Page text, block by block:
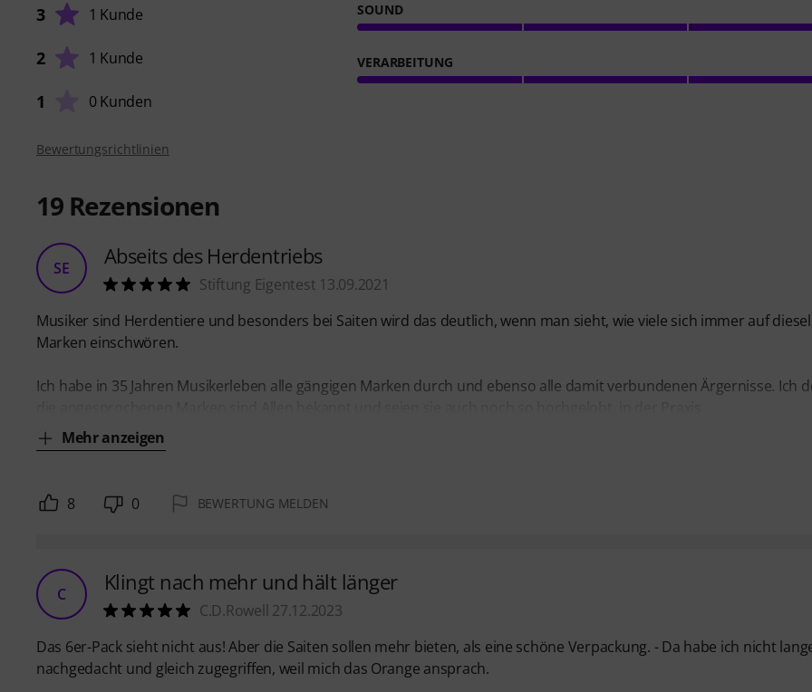
3 1 Kunde
2 1 Kunde
1 0 Kunden
SOUND
VERARBEITUNG
Bewertungsrichtlinien
19 Rezensionen
SE Abseits des Herdentriebs
Stiftung Eigentest 13.09.2021
Musiker sind Herdentiere und besonders bei Saiten wird das deutlich, wenn man sieht, wie viele sich immer auf
Marken einschwören.
Ich habe in 35 Jahren Musikerleben alle gängigen Marken durch und ebenso alle damit verbundenen Ärgernisse. Ich
Mehr anzeigen
8 0 BEWERTUNG MELDEN
C Klingt nach mehr und hält länger
C.D.Rowell 27.12.2023
Das 6er-Pack sieht nicht aus! Aber die Saiten sollen mehr bieten, als eine schöne Verpackung. - Da habe ich nicht
nachgedacht und gleich zugegriffen, weil mich das Orange ansprach.